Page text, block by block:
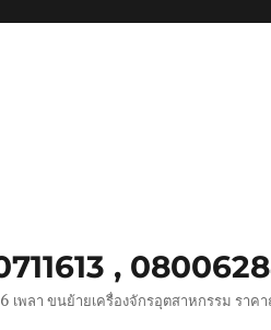
,
เพลา ขนย้ายเครื่องจักรอุตสาหกรรม รา